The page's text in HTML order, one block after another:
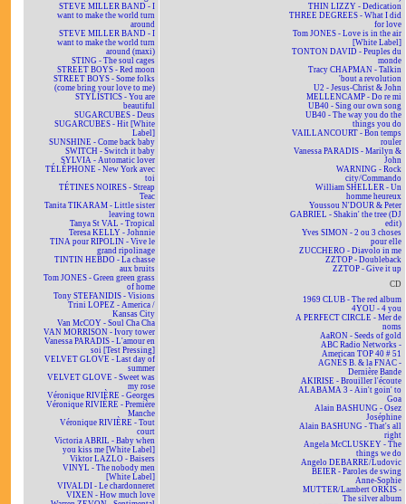
STEVE MILLER BAND - I
want to make the world turn
around
STEVE MILLER BAND - I
want to make the world turn
around (maxi)
STING - The soul cages
STREET BOYS - Red moon
STREET BOYS - Some folks
(come bring your love to me)
STYLISTICS - You are
beautiful
SUGARCUBES - Deus
SUGARCUBES - Hit [White
Label]
SUNSHINE - Come back baby
SWITCH - Switch it baby
SYLVIA - Automatic lover
TÉLÉPHONE - New York avec
toi
TÉTINES NOIRES - Streap
Teac
Tanita TIKARAM - Little sister
leaving town
Tanya St VAL - Tropical
Teresa KELLY - Johnnie
TINA pour RIPOLIN - Vive le
grand ripolinage
TINTIN HEBDO - La chasse
aux bruits
Tom JONES - Green green grass
of home
Tony STEFANIDIS - Visions
Trini LOPEZ - America /
Kansas City
Van McCOY - Soul Cha Cha
VAN MORRISON - Ivory tower
Vanessa PARADIS - L'amour en
soi [Test Pressing]
VELVET GLOVE - Last day of
summer
VELVET GLOVE - Sweet was
my rose
Véronique RIVIÈRE - Georges
Véronique RIVIÈRE - Première
Manche
Véronique RIVIÈRE - Tout
court
Victoria ABRIL - Baby when
you kiss me [White Label]
Viktor LAZLO - Baisers
VINYL - The nobody men
[White Label]
VIVALDI - Le chardonneret
VIXEN - How much love
THIN LIZZY - Dedication
THREE DEGREES - What I did
for love
Tom JONES - Love is in the air
[White Label]
TONTON DAVID - Peuples du
monde
Tracy CHAPMAN - Talkin
'bout a revolution
U2 - Jesus-Christ & John
MELLENCAMP - Do re mi
UB40 - Sing our own song
UB40 - The way you do the
things you do
VAILLANCOURT - Bon temps
rouler
Vanessa PARADIS - Marilyn &
John
WARNING - Rock
city/Commando
William SHELLER - Un
homme heureux
Youssou N'DOUR & Peter
GABRIEL - Shakin' the tree (DJ
edit)
Yves SIMON - 2 ou 3 choses
pour elle
ZUCCHERO - Diavolo in me
ZZTOP - Doubleback
ZZTOP - Give it up
CD
1969 CLUB - The red album
4YOU - 4 you
A PERFECT CIRCLE - Mer de
noms
AaRON - Seeds of gold
ABC Radio Networks -
American TOP 40 # 51
AGNÈS B. & la FNAC -
Dernière Bande
AKIRISE - Brouiller l'écoute
ALABAMA 3 - Ain't goin' to
Goa
Alain BASHUNG - Osez
Joséphine
Alain BASHUNG - That's all
right
Angela McCLUSKEY - The
things we do
Angelo DEBARRE/Ludovic
BEIER - Paroles de swing
Anne-Sophie
MUTTER/Lambert ORKIS -
The silver album